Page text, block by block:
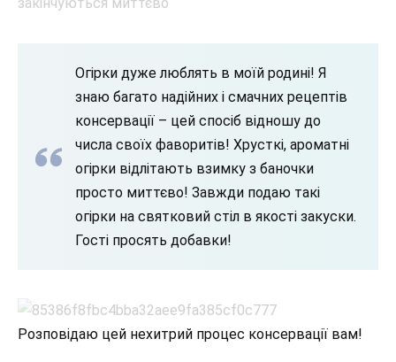
Огірки дуже люблять в моїй родині! Я
знаю багато надійних і смачних рецептів
консервації – цей спосіб відношу до
числа своїх фаворитів! Хрусткі, ароматні
огірки відлітають взимку з баночки
просто миттєво! Завжди подаю такі
огірки на святковий стіл в якості закуски.
Гості просять добавки!
Розповідаю цей нехитрий процес консервації вам!